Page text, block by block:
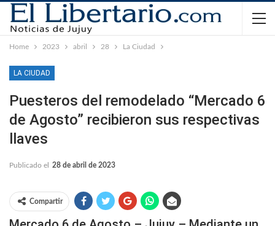
Home 2023 abril 28 La Ciudad
LA CIUDAD
Puesteros del remodelado “Mercado 6
de Agosto” recibieron sus respectivas
llaves
Publicado el 28 de abril de 2023
Compartir